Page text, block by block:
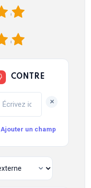
5
5
CONTRE
+
Ajouter un champ